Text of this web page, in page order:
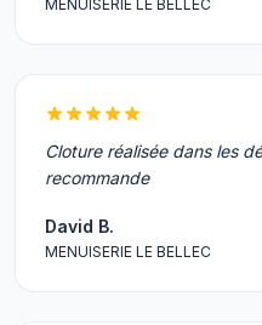
MENUISERIE LE BELLEC
Cloture réalisée dans les
recommande
David B.
MENUISERIE LE BELLEC